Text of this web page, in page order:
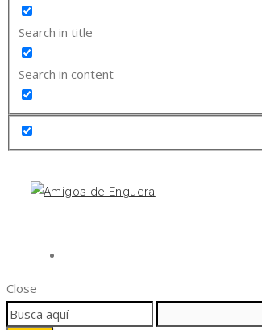
Search in title
Search in content
Close